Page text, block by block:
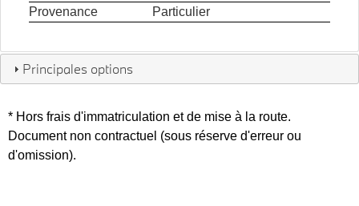
Provenance
Particulier
Principales options
* Hors frais d'immatriculation et de mise à la route.
Document non contractuel (sous réserve d'erreur ou
d'omission).